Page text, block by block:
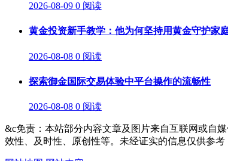
2026-08-09 0 阅读
黄金投资新手教学：他为何坚持用黄金守护家
2026-08-08 0 阅读
探索御金国际交易体验中平台操作的流畅性
2026-08-08 0 阅读
&c免责：本站部分内容文章及图片来自互联网或自
效性、及时性、原创性等。未经证实的信息仅供参